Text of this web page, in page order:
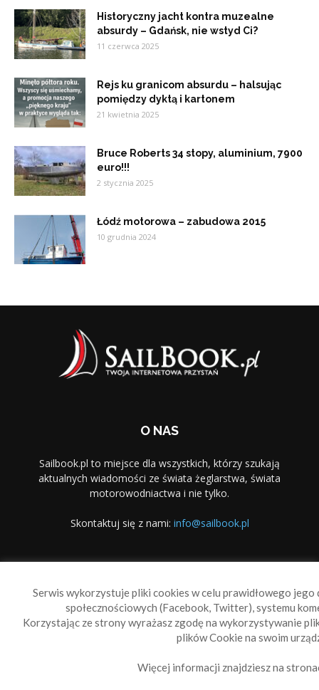
Historyczny jacht kontra muzealne
absurdy – Gdańsk, nie wstyd Ci?
11 czerwca 2025
Rejs ku granicom absurdu – halsując
pomiędzy dyktą i kartonem
21 kwietnia 2025
Bruce Roberts 34 stopy, aluminium, 7900
euro!!!
2 stycznia 2025
Łódź motorowa – zabudowa 2015
10 grudnia 2024
O NAS
Sailbook.pl to miejsce dla wszystkich, którzy szukają
aktualnych wiadomości ze świata żeglarstwa, świata
motorowodniactwa i nie tylko.
Skontaktuj się z nami: info@sailbook.pl
Reklama
Polityka prywatności
Serwis wykorzystuje pliki cookies w celu prawidłowego
społecznościowych (Facebook, Twitter), systemu
Korzystając ze strony wyrażasz zgodę na wykorzystywanie
plików Cookie na swoim
Więcej informacji znajdziesz na